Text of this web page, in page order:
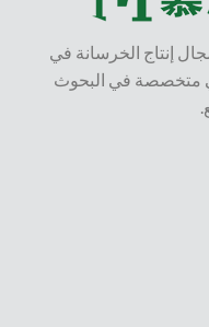
إنتاج الخرسانة في
بكين. وهي متخصصة في البحوث